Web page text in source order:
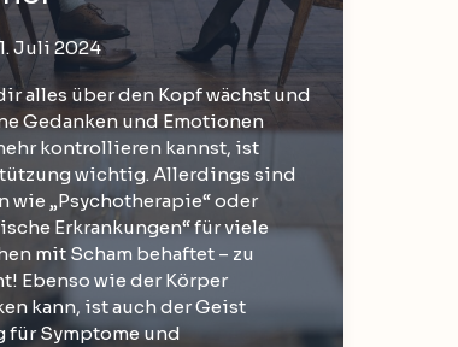
1. Juli 2024
alles über den Kopf wächst und
Gedanken und Emotionen
kontrollieren kannst, ist
wichtig. Allerdings sind
wie „Psychotherapie“ oder
Erkrankungen“ für viele
mit Scham behaftet – zu
Ebenso wie der Körper
kann, ist auch der Geist
für Symptome und